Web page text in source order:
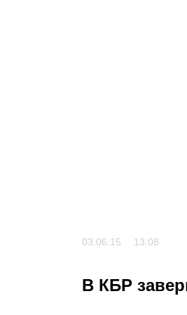
03.06.15 13:08
В КБР